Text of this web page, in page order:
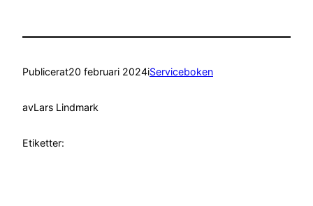
Publicerat20 februari 2024iServiceboken
avLars Lindmark
Etiketter: